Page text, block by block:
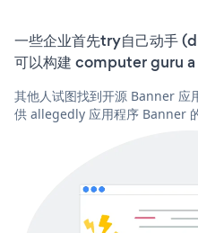
一些企业首先try自己动手
可以构建 computer guru a
其他人试图找到开源 Banner
供 allegedly 应用程序 Banner